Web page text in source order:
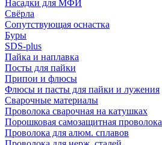
Насадки для МФИ
Свёрла
Сопутствующая оснастка
Буры
SDS-plus
Пайка и наплавка
Посты для пайки
Припои и флюсы
Флюсы и пасты для пайки и лужения
Сварочные материалы
Проволока сварочная на катушках
Порошковая самозащитная проволока
Проволока для алюм. сплавов